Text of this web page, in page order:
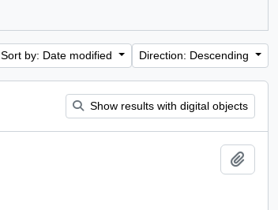
Sort by: Date modified Direction: Descending
Show results with digital objects